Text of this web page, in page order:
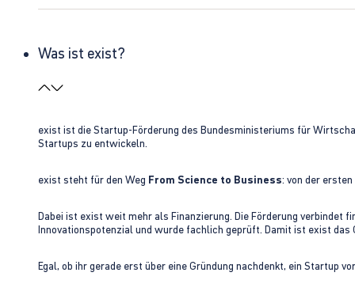
Was ist exist?
exist ist die Startup-Förderung des Bundesministeriums für
Startups zu entwickeln.
exist steht für den Weg From Science to Business: von der
Dabei ist exist weit mehr als Finanzierung. Die Förderung verbindet
Innovationspotenzial und wurde fachlich geprüft. Damit ist exist
Egal, ob ihr gerade erst über eine Gründung nachdenkt, ein Startup